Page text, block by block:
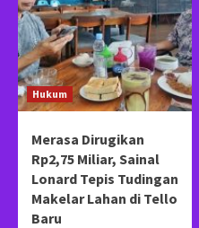
Hukum
Merasa Dirugikan
Rp2,75 Miliar, Sainal
Lonard Tepis Tudingan
Makelar Lahan di Tello
Baru